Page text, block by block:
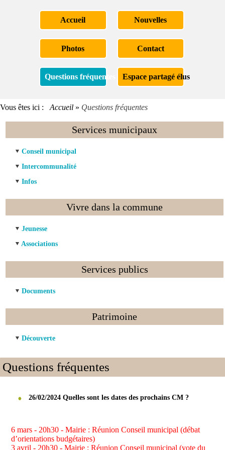
Accueil Nouvelles
Photos Contact
Questions fréquentes Espace partagé élus
Vous êtes ici : Accueil » Questions fréquentes
Services municipaux
Conseil municipal
Intercommunalité
Infos
Vivre dans la commune
Jeunesse
Associations
Services publics
Documents
Patrimoine
Découverte
Questions fréquentes
26/02/2024 Quelles sont les dates des prochains CM ?
6 mars - 20h30 - Mairie : Réunion Conseil municipal (débat
d’orientations budgétaires)
3 avril - 20h30 - Mairie : Réunion Conseil municipal (vote du